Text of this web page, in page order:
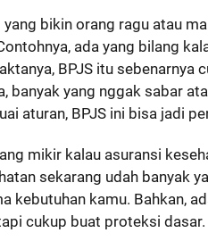
bikin orang ragu atau
ada yang bilang
BPJS itu sebenarnya
banyak yang nggak sabar
aturan, BPJS ini bisa jadi
mikir kalau asuransi
sekarang udah banyak
kebutuhan kamu. Bahkan,
cukup buat proteksi dasar.